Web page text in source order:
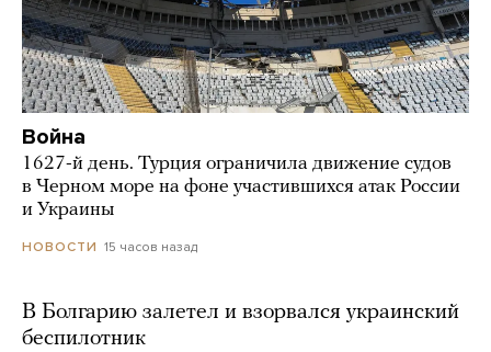
Война
1627-й день. Турция ограничила движение судов
в Черном море на фоне участившихся атак России
и Украины
НОВОСТИ 15 часов назад
В Болгарию залетел и взорвался украинский
беспилотник